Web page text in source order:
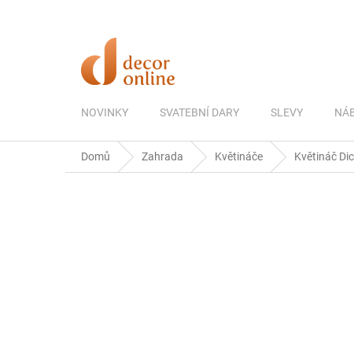
NOVINKY SVATEBNÍ DARY SLEVY
Domů Zahrada Květináče Květináč